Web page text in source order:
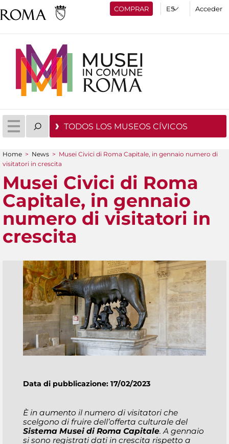
COMPRAR Acceder
TODOS LOS MUSEOS CÍVICOS
You are here
Home > News > Musei Civici di Roma Capitale, in gennaio numero di
visitatori in crescita
Musei Civici di Roma
Capitale, in gennaio
numero di visitatori in
crescita
Data di pubblicazione: 17/02/2023
È in aumento il numero di visitatori che
scelgono di fruire dell’offerta culturale del
Sistema Musei di Roma Capitale. A gennaio
si sono registrati dati in crescita rispetto a